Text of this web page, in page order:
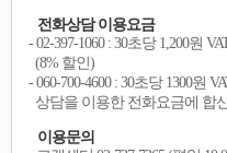
전화상담 이용요금
- 02-397-1060 : 30초당 1,200원
(8% 할인)
- 060-700-4600 : 30초당 1300원
상담을 이용한 전화요금에 합
이용문의